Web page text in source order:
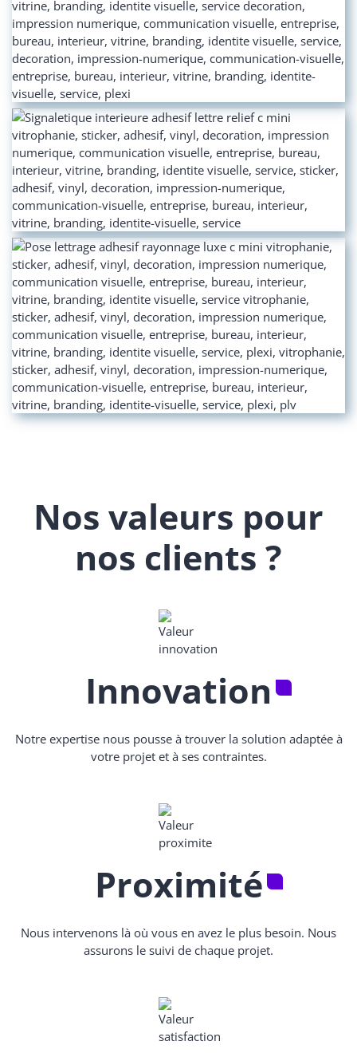
Nos valeurs pour
nos clients ?
Innovation
Notre expertise nous pousse à trouver la solution adaptée à
votre projet et à ses contraintes.
Proximité
Nous intervenons là où vous en avez le plus besoin. Nous
assurons le suivi de chaque projet.